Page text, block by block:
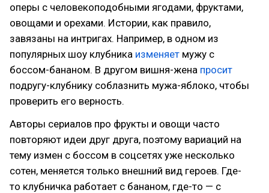
оперы с человекоподобными ягодами, фруктами,
овощами и орехами. Истории, как правило,
завязаны на интригах. Например, в одном из
популярных шоу клубника изменяет мужу с
боссом-бананом. В другом вишня-жена просит
подругу-клубнику соблазнить мужа-яблоко, чтобы
проверить его верность.
Авторы сериалов про фрукты и овощи часто
повторяют идеи друг друга, поэтому вариаций на
тему измен с боссом в соцсетях уже несколько
сотен, меняется только внешний вид героев. Где-
то клубничка работает с бананом, где-то — с